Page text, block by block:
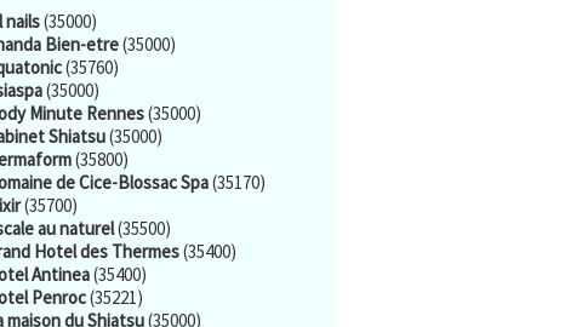
nails(35000)
Bien-etre(35000)
(35760)
(35000)
Minute Rennes(35000)
Shiatsu(35000)
(35800)
de Cice-Blossac Spa(35170)
(35700)
au naturel(35500)
Hotel des Thermes(35400)
Antinea(35400)
Penroc(35221)
maison du Shiatsu(35000)